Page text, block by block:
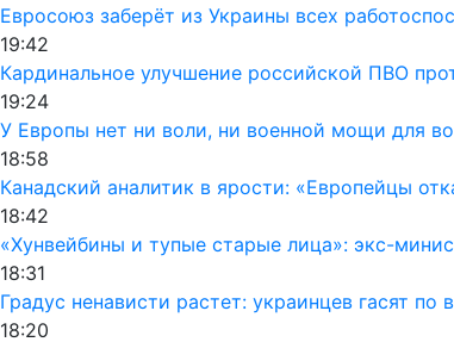
Евросоюз заберёт из Украины всех
19:42
Кардинальное улучшение российской ПВО
19:24
У Европы нет ни воли, ни военной мощи для
18:58
Канадский аналитик в ярости: «Европейцы
18:42
«Хунвейбины и тупые старые лица»: экс-
18:31
Градус ненависти растет: украинцев гасят по
18:20